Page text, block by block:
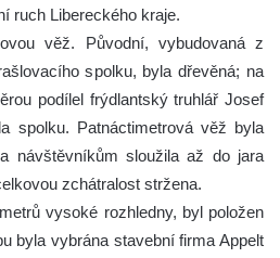
ruch Libereckého kraje.
věž. Původní, vybudovaná z
spolku, byla dřevěná; na
podílel frýdlantský truhlář Josef
spolku. Patnáctimetrová věž byla
návštěvníkům sloužila až do jara
zchátralost stržena.
vysoké rozhledny, byl položen
byla vybrána stavební firma Appelt